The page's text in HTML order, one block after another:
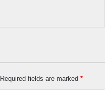
Required fields are marked *